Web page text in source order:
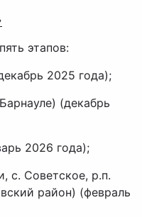
этапов:
2025 года);
(декабрь
2026 года);
с. Советское, р.п.
район) (февраль